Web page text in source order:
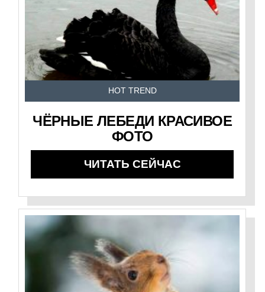
HOT TREND
ЧЁРНЫЕ ЛЕБЕДИ КРАСИВОЕ
ФОТО
ЧИТАТЬ СЕЙЧАС